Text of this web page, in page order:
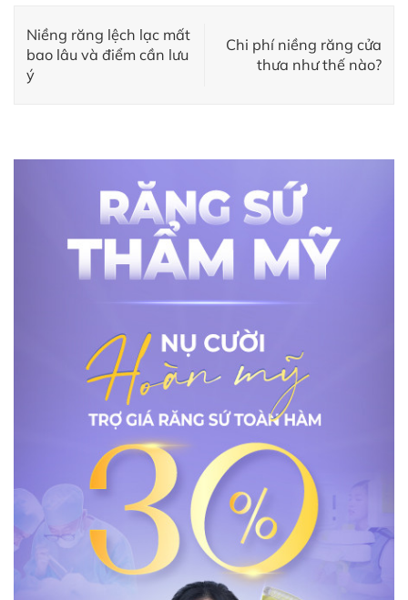
Niềng răng lệch lạc mất
bao lâu và điểm cần lưu
ý
Chi phí niềng răng cửa
thưa như thế nào?